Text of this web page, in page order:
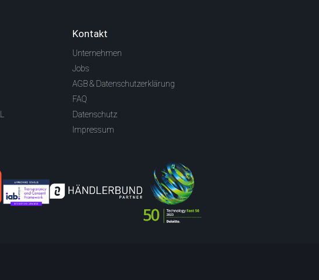
Kontakt
Unternehmen
Jobs
AGB & Datenschutzerklärung
FAQ
Datenschutz
Impressum